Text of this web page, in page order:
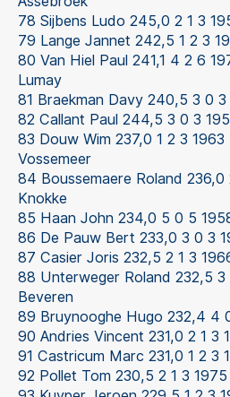
78 Sijbens Ludo 245,0 2 1 3
79 Lange Jannet 242,5 1 2 3
80 Van Hiel Paul 241,1 4 2 6
Lumay
81 Braekman Davy 240,5 3 0 3
82 Callant Paul 244,5 3 0 3
83 Douw Wim 237,0 1 2 3
Vossemeer
84 Boussemaere Roland 236,0
Knokke
85 Haan John 234,0 5 0 5
86 De Pauw Bert 233,0 3 0 3
87 Casier Joris 232,5 2 1 3
88 Unterweger Roland 232,5
Beveren
89 Bruynooghe Hugo 232,4 4
90 Andries Vincent 231,0 2 1 3
91 Castricum Marc 231,0 1 2 3
92 Pollet Tom 230,5 2 1 3